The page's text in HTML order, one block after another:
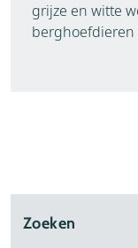
grijze en witte
berghoefdieren
Zoeken